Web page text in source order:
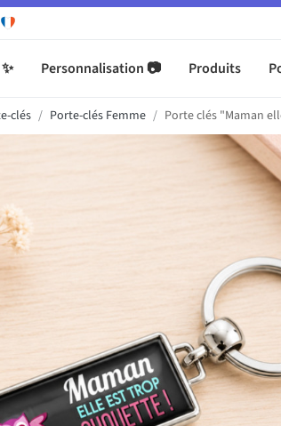
Personnalisation 📷 Produits
clés Porte-clés Femme Porte clés "Maman